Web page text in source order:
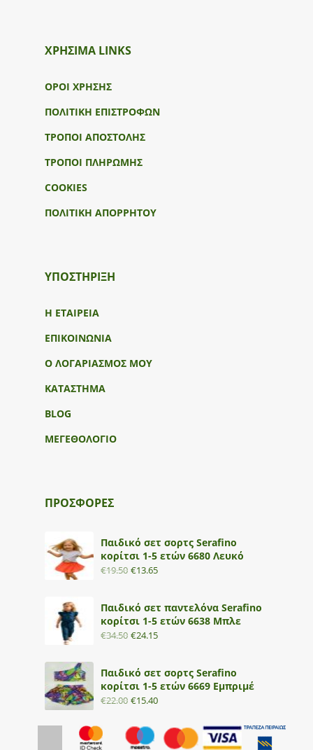
ΧΡΗΣΙΜΑ LINKS
ΟΡΟΙ ΧΡΗΣΗΣ
ΠΟΛΙΤΙΚΗ ΕΠΙΣΤΡΟΦΩΝ
ΤΡΟΠΟΙ ΑΠΟΣΤΟΛΗΣ
ΤΡΟΠΟΙ ΠΛΗΡΩΜΗΣ
COOKIES
ΠΟΛΙΤΙΚΗ ΑΠΟΡΡΗΤΟΥ
ΥΠΟΣΤΉΡΙΞΗ
Η ΕΤΑΙΡΕΙΑ
ΕΠΙΚΟΙΝΩΝΙΑ
Ο ΛΟΓΑΡΙΑΣΜΟΣ ΜΟΥ
ΚΑΤΑΣΤΗΜΑ
BLOG
ΜΕΓΕΘΟΛΟΓΙΟ
ΠΡΟΣΦΟΡΕΣ
Παιδικό σετ σορτς Serafino
κορίτσι 1-5 ετών 6680 Λευκό
€19.50 €13.65
Παιδικό σετ παντελόνα Serafino
κορίτσι 1-5 ετών 6638 Μπλε
€34.50 €24.15
Παιδικό σετ σορτς Serafino
κορίτσι 1-5 ετών 6669 Εμπριμέ
€22.00 €15.40